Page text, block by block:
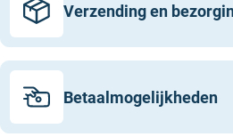
Verzending en
Betaalmogelijkheden